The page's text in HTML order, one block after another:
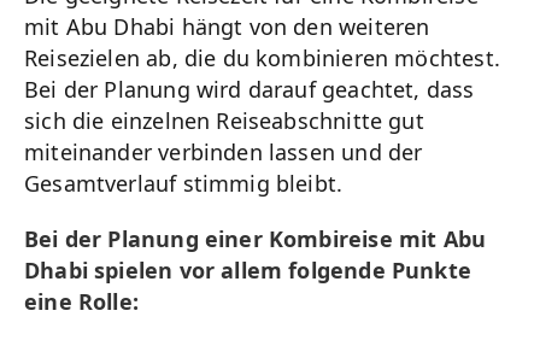
mit Abu Dhabi hängt von den weiteren
Reisezielen ab, die du kombinieren möchtest.
Bei der Planung wird darauf geachtet, dass
sich die einzelnen Reiseabschnitte gut
miteinander verbinden lassen und der
Gesamtverlauf stimmig bleibt.
Bei der Planung einer Kombireise mit Abu
Dhabi spielen vor allem folgende Punkte
eine Rolle: